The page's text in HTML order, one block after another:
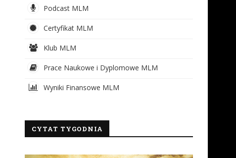
Podcast MLM
Certyfikat MLM
Klub MLM
Prace Naukowe i Dyplomowe MLM
Wyniki Finansowe MLM
CYTAT TYGODNIA